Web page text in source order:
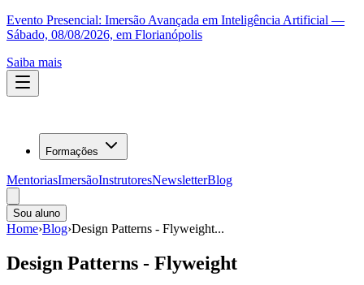
Evento Presencial: Imersão Avançada em Inteligência Artificial —
Sábado, 08/08/2026, em Florianópolis
Saiba mais
Formações
MentoriasImersãoInstrutoresNewsletterBlog
Sou aluno
Home›Blog›Design Patterns - Flyweight...
Design Patterns - Flyweight